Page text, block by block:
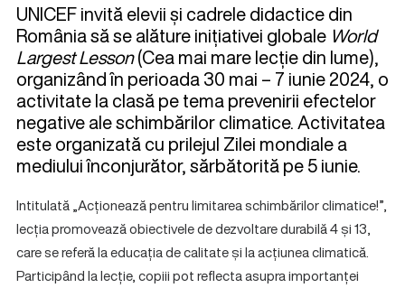
UNICEF invită elevii și cadrele didactice din
România să se alăture inițiativei globale World
Largest Lesson(Cea mai mare lecție din lume),
organizând în perioada 30 mai – 7 iunie 2024, o
activitate la clasă pe tema prevenirii efectelor
negative ale schimbărilor climatice. Activitatea
este organizată cu prilejul Zilei mondiale a
mediului înconjurător, sărbătorită pe 5 iunie.
Intitulată „Acționează pentru limitarea schimbărilor climatice!”,
lecția promovează obiectivele de dezvoltare durabilă 4 și 13,
care se referă la educația de calitate și la acțiunea climatică.
Participând la lecție, copiii pot reflecta asupra importanței